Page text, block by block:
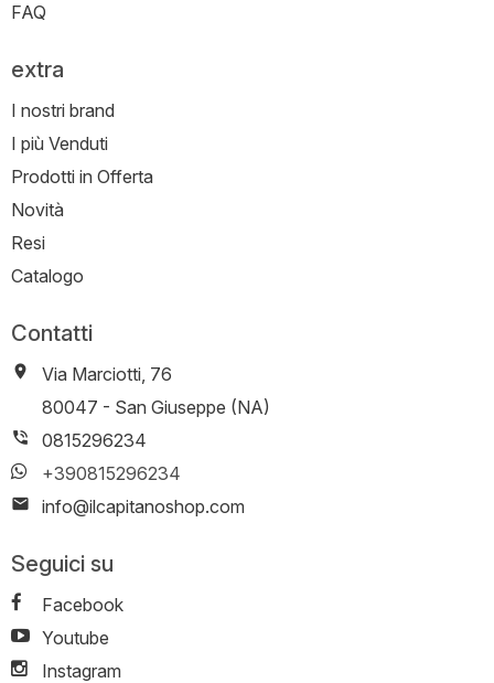
FAQ
extra
I nostri brand
I più Venduti
Prodotti in Offerta
Novità
Resi
Catalogo
Contatti
Via Marciotti, 76
-
80047 - San Giuseppe (NA)
0815296234
+390815296234
info@ilcapitanoshop.com
Seguici su
Facebook
Youtube
Instagram